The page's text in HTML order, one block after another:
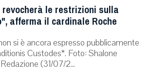
revocherà le restrizioni sulla
afferma il cardinale Roche
si è ancora espresso pubblicamente
Custodes*. Foto: Shalone
(31/07/2...